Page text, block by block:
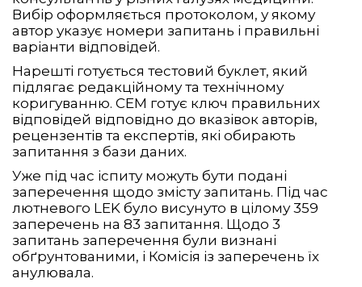
Вибір оформляється протоколом, у якому
автор указує номери запитань і правильні
варіанти відповідей.
Нарешті готується тестовий буклет, який
підлягає редакційному та технічному
коригуванню. CEM готує ключ правильних
відповідей відповідно до вказівок авторів,
рецензентів та експертів, які обирають
запитання з бази даних.
Уже під час іспиту можуть бути подані
заперечення щодо змісту запитань. Під час
лютневого LEK було висунуто в цілому 359
заперечень на 83 запитання. Щодо 3
запитань заперечення були визнані
обґрунтованими, і Комісія із заперечень їх
анулювала.